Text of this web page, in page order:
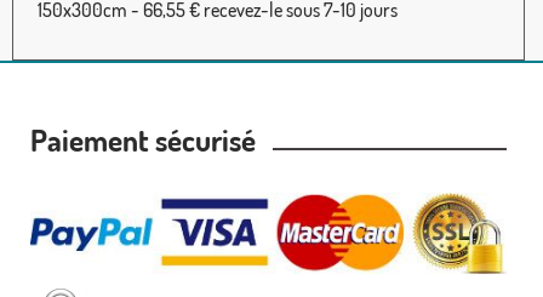
150x300cm - 66,55 € recevez-le sous 7-10 jours
Paiement sécurisé